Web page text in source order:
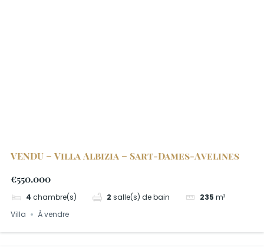
VENDU – Villa Albizia – Sart-Dames-Avelines
€550.000
4 chambre(s) 2 salle(s) de bain 235 m²
Villa
À vendre